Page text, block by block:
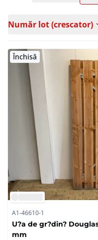
Număr lot (crescator)
Închisă
A1-46610-1
U?a de gr?din?
mm